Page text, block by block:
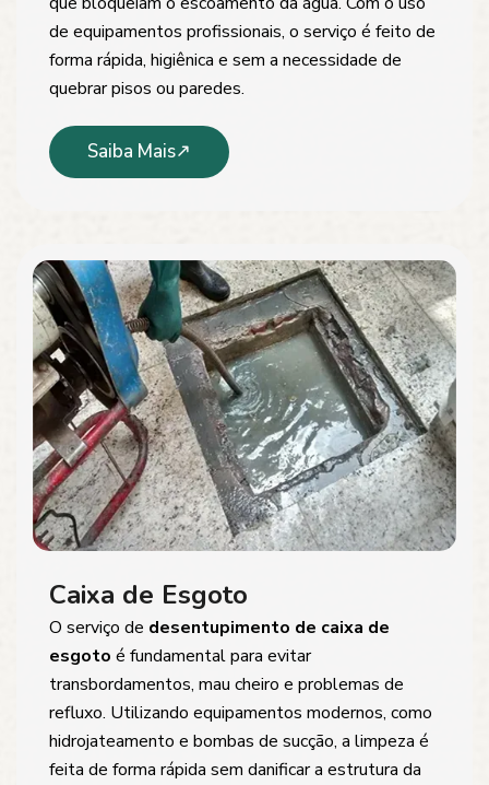
de equipamentos profissionais, o serviço é feito de
forma rápida, higiênica e sem a necessidade de
quebrar pisos ou paredes.
Saiba Mais
Caixa de Esgoto
O serviço de desentupimento de caixa de
esgoto é fundamental para evitar
transbordamentos, mau cheiro e problemas de
refluxo. Utilizando equipamentos modernos, como
hidrojateamento e bombas de sucção, a limpeza é
feita de forma rápida sem danificar a estrutura da